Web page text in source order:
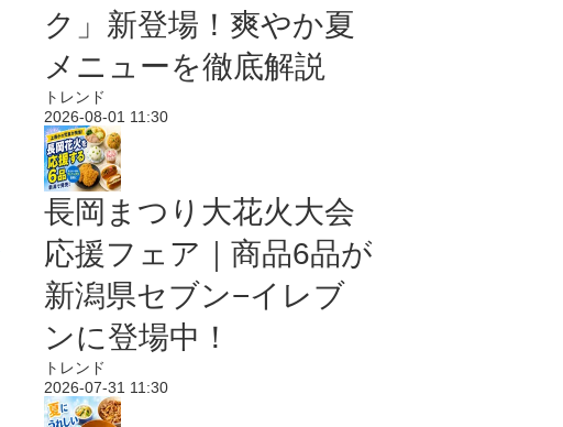
ク」新登場！爽やか夏
メニューを徹底解説
トレンド
2026-08-01 11:30
長岡まつり大花火大会
応援フェア｜商品6品が
新潟県セブン−イレブ
ンに登場中！
トレンド
2026-07-31 11:30